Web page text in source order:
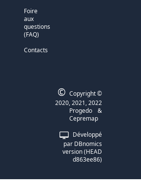
Foire
aux
questions
(FAQ)
Contacts
Développé
par DBnomics
version (HEAD
d863ee86)
© Copyright ©
2020, 2021, 2022
Progedo
&
Cepremap